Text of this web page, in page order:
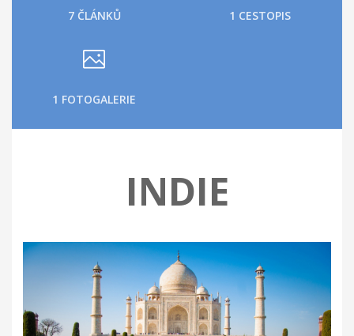
7 ČLÁNKŮ 1 CESTOPIS
1 FOTOGALERIE
INDIE